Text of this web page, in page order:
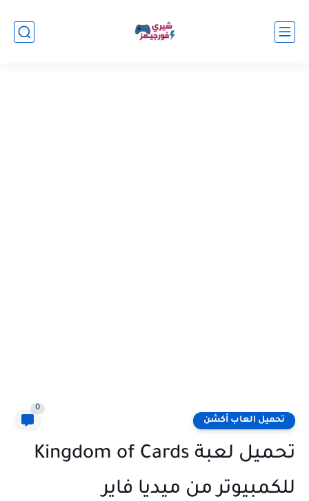
تحميل العاب أكشن
0
تحميل لعبة Kingdom of Cards
للكمبيوتر من ميديا فاير